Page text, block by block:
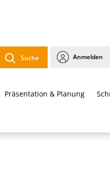
Suche Anmelden
Präsentation & Planung